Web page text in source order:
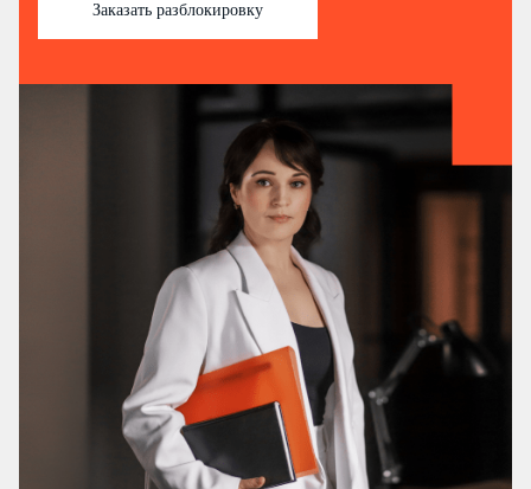
Заказать разблокировку